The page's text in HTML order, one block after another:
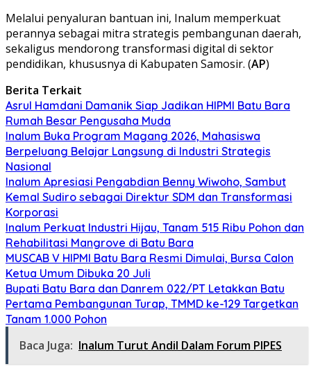
Melalui penyaluran bantuan ini, Inalum memperkuat
perannya sebagai mitra strategis pembangunan daerah,
sekaligus mendorong transformasi digital di sektor
pendidikan, khususnya di Kabupaten Samosir. (AP)
Berita Terkait
Asrul Hamdani Damanik Siap Jadikan HIPMI Batu Bara
Rumah Besar Pengusaha Muda
Inalum Buka Program Magang 2026, Mahasiswa
Berpeluang Belajar Langsung di Industri Strategis
Nasional
Inalum Apresiasi Pengabdian Benny Wiwoho, Sambut
Kemal Sudiro sebagai Direktur SDM dan Transformasi
Korporasi
Inalum Perkuat Industri Hijau, Tanam 515 Ribu Pohon dan
Rehabilitasi Mangrove di Batu Bara
MUSCAB V HIPMI Batu Bara Resmi Dimulai, Bursa Calon
Ketua Umum Dibuka 20 Juli
Bupati Batu Bara dan Danrem 022/PT Letakkan Batu
Pertama Pembangunan Turap, TMMD ke-129 Targetkan
Tanam 1.000 Pohon
Baca Juga: Inalum Turut Andil Dalam Forum PIPES